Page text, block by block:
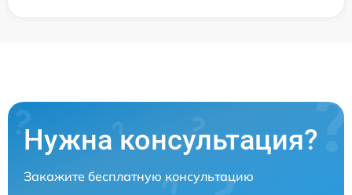
Нужна консультация?
Закажите бесплатную консультацию